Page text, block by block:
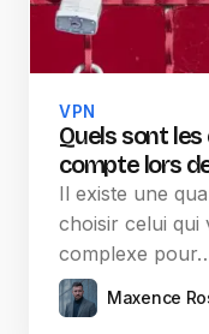
VPN
Quels sont
compte lors de
Il existe une
choisir celui qui
complexe
Maxence